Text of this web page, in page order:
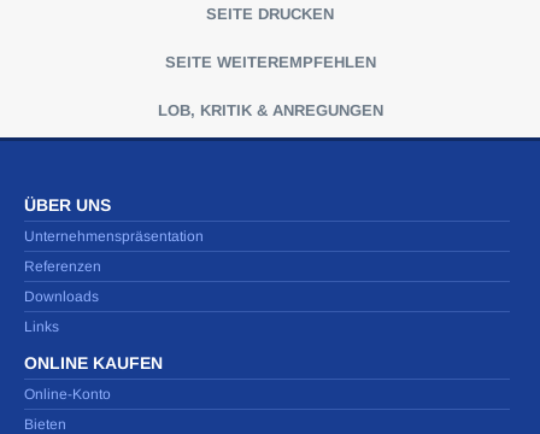
SEITE DRUCKEN
SEITE WEITEREMPFEHLEN
LOB, KRITIK & ANREGUNGEN
ÜBER UNS
Unternehmenspräsentation
Referenzen
Downloads
Links
ONLINE KAUFEN
Online-Konto
Bieten